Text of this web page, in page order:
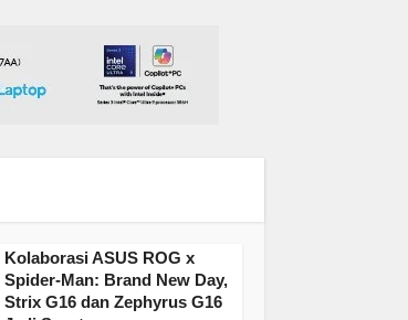
Kolaborasi ASUS ROG x
Spider-Man: Brand New Day,
Strix G16 dan Zephyrus G16